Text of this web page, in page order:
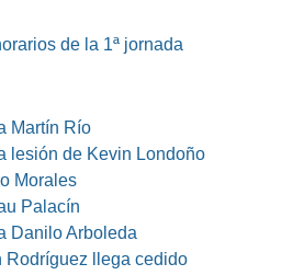
de la 1ª jornada
Martín Río
lesión de Kevin Londoño
Morales
Palacín
Danilo Arboleda
Rodríguez llega cedido